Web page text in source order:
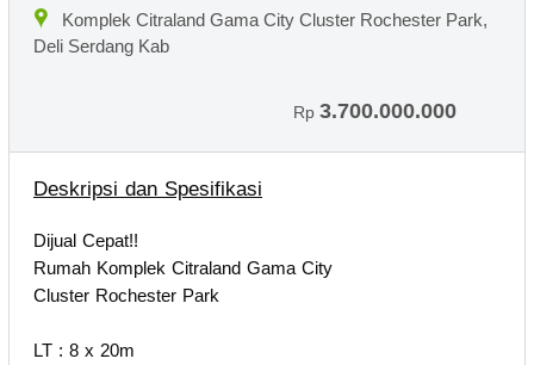
Komplek Citraland Gama City Cluster Rochester Park,
Deli Serdang Kab
Rp 3.700.000.000
Deskripsi dan Spesifikasi
Dijual Cepat!!
Rumah Komplek Citraland Gama City
Cluster Rochester Park
LT : 8 x 20m